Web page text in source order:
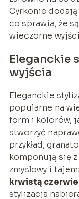
Cyrkonie
co sprawia, że
wieczorne
Eleganckie
wyjścia
Eleganckie
popularne na
form i kolorów,
stworzyć
przykład,
komponują się
zmysłowy i
krwistą
stylizacja